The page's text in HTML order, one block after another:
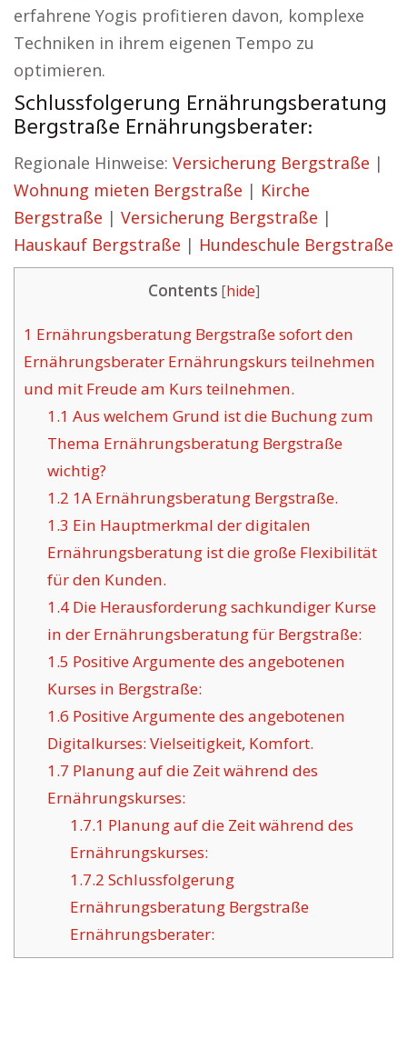
erfahrene Yogis profitieren davon, komplexe
Techniken in ihrem eigenen Tempo zu
optimieren.
Schlussfolgerung Ernährungsberatung
Bergstraße Ernährungsberater:
Regionale Hinweise: Versicherung Bergstraße |
Wohnung mieten Bergstraße | Kirche
Bergstraße | Versicherung Bergstraße |
Hauskauf Bergstraße | Hundeschule Bergstraße
Contents [hide]
1 Ernährungsberatung Bergstraße sofort den
Ernährungsberater Ernährungskurs teilnehmen
und mit Freude am Kurs teilnehmen.
1.1 Aus welchem Grund ist die Buchung zum
Thema Ernährungsberatung Bergstraße
wichtig?
1.2 1A Ernährungsberatung Bergstraße.
1.3 Ein Hauptmerkmal der digitalen
Ernährungsberatung ist die große Flexibilität
für den Kunden.
1.4Die Herausforderung sachkundiger Kurse
in der Ernährungsberatung für Bergstraße:
1.5 Positive Argumente des angebotenen
Kurses in Bergstraße:
1.6 Positive Argumente des angebotenen
Digitalkurses: Vielseitigkeit, Komfort.
1.7 Planung auf die Zeit während des
Ernährungskurses:
1.7.1 Planung auf die Zeit während des
Ernährungskurses:
1.7.2 Schlussfolgerung
Ernährungsberatung Bergstraße
Ernährungsberater: